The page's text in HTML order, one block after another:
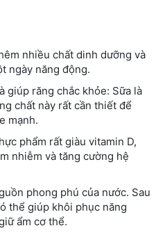
nhiều chất dinh dưỡng và
ngày năng động.
giúp răng chắc khỏe: Sữa là
chất này rất cần thiết để
mạnh.
phẩm rất giàu vitamin D,
nhiễm và tăng cường hệ
phong phú của nước. Sau
thể giúp khôi phục năng
ẩm cơ thể.